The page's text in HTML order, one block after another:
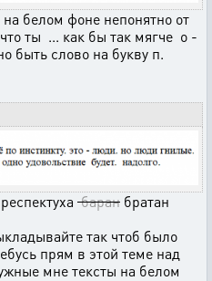
белом фоне непонятно от
ты ... как бы так мягче о -
быть слово на букву п.
баран братан
так чтоб было
прям в этой теме над
мне тексты на белом